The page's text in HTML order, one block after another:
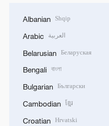
Albanian Shqip
Arabic العربية
Belarusian Беларуская
Bengali বাংলা
Bulgarian Български
Cambodian ខ្មែរ
Croatian Hrvatski